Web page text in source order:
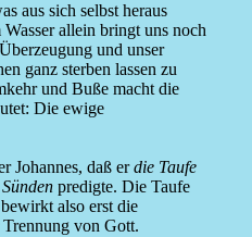
aus sich selbst heraus
allein bringt uns noch
und unser
ganz sterben lassen zu
und Buße macht die
Die ewige
Johannes, daß erdie Taufe
predigte. Die Taufe
also erst die
von Gott.